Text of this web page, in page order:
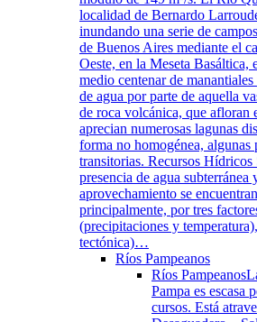
localidad de Bernardo
inundando una serie de
de Buenos Aires mediante el
Oeste, en la Meseta Basáltica,
medio centenar de
de agua por parte de aquella
de roca volcánica, que afloran
aprecian numerosas lagunas
forma no homogénea, algunas
transitorias. Recursos Hídricos
presencia de agua subterránea
aprovechamiento se
principalmente, por tres
(precipitaciones y
tectónica)…
Ríos Pampeanos
Ríos Pampeanos
Pampa es escasa
cursos. Está